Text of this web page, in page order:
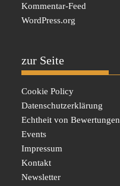
Kommentar-Feed
WordPress.org
zur Seite
Cookie Policy
Datenschutzerklärung
Echtheit von Bewertungen
Events
Impressum
Kontakt
Newsletter